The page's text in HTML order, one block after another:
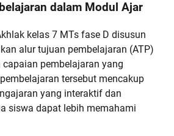
dalam Modul Ajar
kelas 7 MTs fase D disusun
alur tujuan pembelajaran (ATP)
pembelajaran yang
tersebut mencakup
yang interaktif dan
siswa dapat lebih memahami